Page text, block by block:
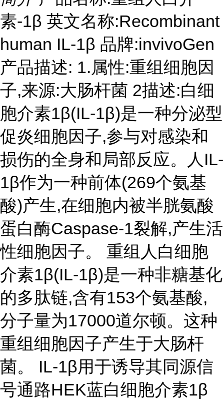
素-1β 英文名称:Recombinant
human IL-1β 品牌:invivoGen
产品描述: 1.属性:重组细胞因
子,来源:大肠杆菌 2描述:白细
胞介素1β(IL-1β)是一种分泌型
促炎细胞因子,参与对感染和
损伤的全身和局部反应。人IL-
1β作为一种前体(269个氨基
酸)产生,在细胞内被半胱氨酸
蛋白酶Caspase-1裂解,产生活
性细胞因子。 重组人白细胞
介素1β(IL-1β)是一种非糖基化
的多肽链,含有153个氨基酸,
分子量为17000道尔顿。这种
重组细胞因子产生于大肠杆
菌。 IL-1β用于诱导其同源信
号通路HEK蓝白细胞介素1β